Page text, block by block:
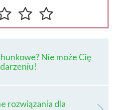
Nie może Cię
rozwiązania dla